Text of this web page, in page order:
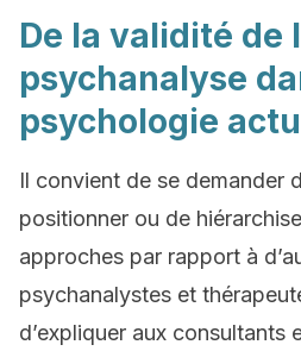
De la validité de
psychanalyse
psychologie
Il convient de se demander
positionner ou de
approches par rapport à
psychanalystes et
d’expliquer aux consultants